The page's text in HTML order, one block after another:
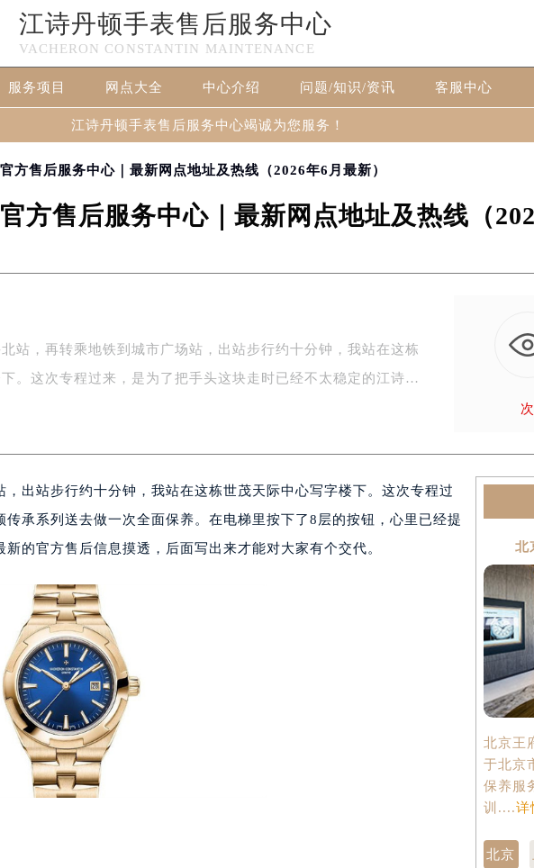
江诗丹顿手表售后服务中心
VACHERON CONSTANTIN MAINTENANCE
服务项目 网点大全 中心介绍 问题/知识/资讯 客服中心
江诗丹顿手表售后服务中心竭诚为您服务！
方售后服务中心｜最新网点地址及热线（2026年6月最新）
方售后服务中心｜最新网点地址及热线（
站，再转乘地铁到城市广场站，出站步行约十分钟，我站在这栋
。这次专程过来，是为了把手头这块走时已经不太稳定的江诗…
次
出站步行约十分钟，我站在这栋世茂天际中心写字楼下。这次专程过
承系列送去做一次全面保养。在电梯里按下了8层的按钮，心里已经提
的官方售后信息摸透，后面写出来才能对大家有个交代。
北
北京王
于北京
保养服
训....详
北京